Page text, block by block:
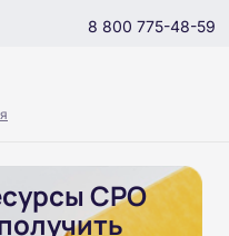
8 800 775-48-59
СРО